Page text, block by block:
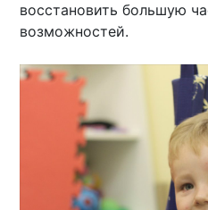
восстановить большую
возможностей.